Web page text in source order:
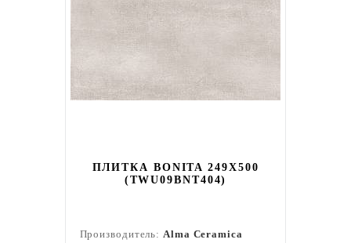
ПЛИТКА BONITA 249X500
(TWU09BNT404)
Производитель:Alma Ceramica